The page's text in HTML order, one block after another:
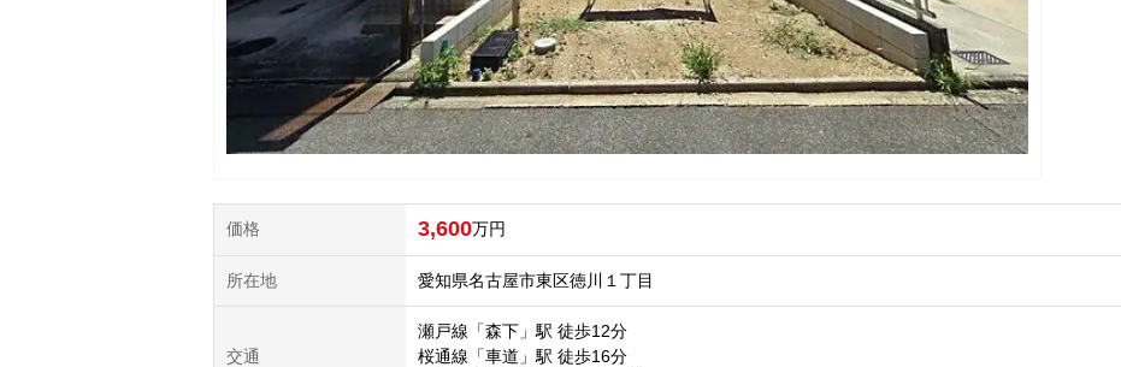
価格 3,600万円
所在地 愛知県名古屋市東区徳川１丁目
交通
瀬戸線「森下」駅 徒歩12分
桜通線「車道」駅 徒歩16分